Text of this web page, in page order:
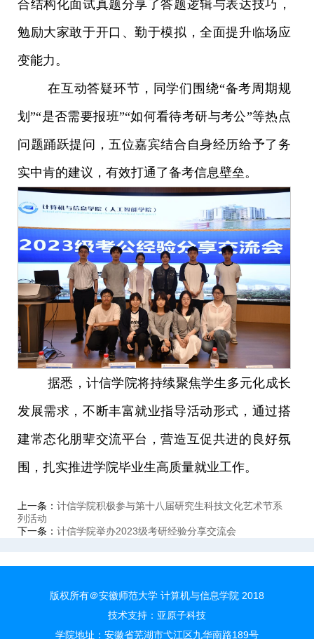
合结构化面试真题分享了答题逻辑与表达技巧，
勉励大家敢于开口、勤于模拟，全面提升临场应
变能力。
在互动答疑环节 ， 同学们 围绕“备考周期规
划”“是否需要报班”“如何看待考研与考公”等热点
问题踊跃提问，五位嘉宾结合自身经历给予了务
实中肯的建议，有效打通了备考信息壁垒。
据悉，计信学院将持续聚焦学生 多元化成长
发展需求，不断丰富就业指导活动形式，通过搭
建常态化朋辈交流平台，营造互促共进的良好氛
围，扎实推进学院毕业生高质量就业工作。
上一条： 计信学院积极参与第十八届研究生科技文化艺术节系
列活动
下一条： 计信学院举办2023级考研经验分享交流会
版权所有＠安徽师范大学 计算机与信息学院 2018
技术支持： 亚原子科技
学院地址：安徽省芜湖市弋江区九华南路189号